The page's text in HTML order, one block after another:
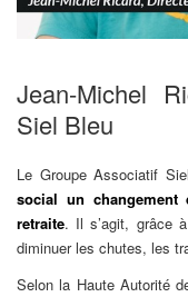
Jean-Michel
Siel Bleu
Le Groupe Associatif
social un changement
retraite. Il s’agit, grâce
diminuer les chutes, les
Selon la Haute Autorité